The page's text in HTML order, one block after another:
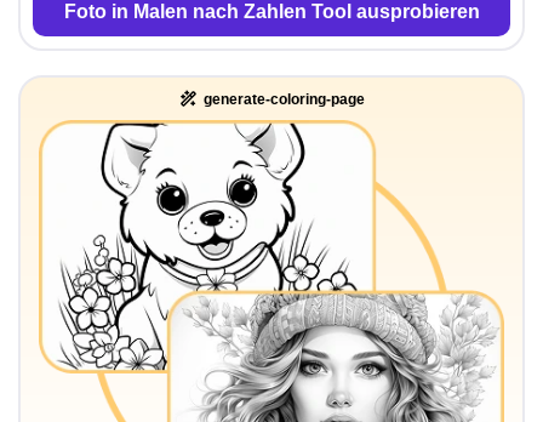
Foto in Malen nach Zahlen Tool ausprobieren
generate-coloring-page